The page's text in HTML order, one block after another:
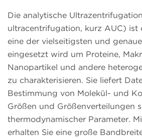
Die analytische
ultracentrifugation, kurz AUC) ist
eine der vielseitigsten und
eingesetzt wird um Proteine,
Nanopartikel und andere
zu charakterisieren. Sie liefert
Bestimmung von Molekül- und
Größen und Größenverteilungen
thermodynamischer Parameter.
erhalten Sie eine große